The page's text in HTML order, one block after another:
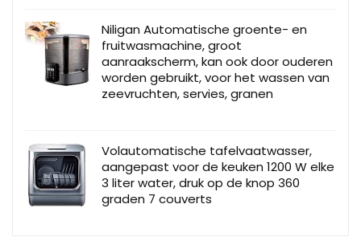
Niligan Automatische groente- en
fruitwasmachine, groot
aanraakscherm, kan ook door ouderen
worden gebruikt, voor het wassen van
zeevruchten, servies, granen
Volautomatische tafelvaatwasser,
aangepast voor de keuken 1200 W elke
3 liter water, druk op de knop 360
graden 7 couverts